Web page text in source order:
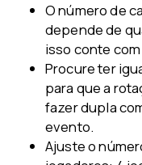
O número de
depende de
isso conte
Procure ter
para que a
fazer dupla
evento.
Ajuste o